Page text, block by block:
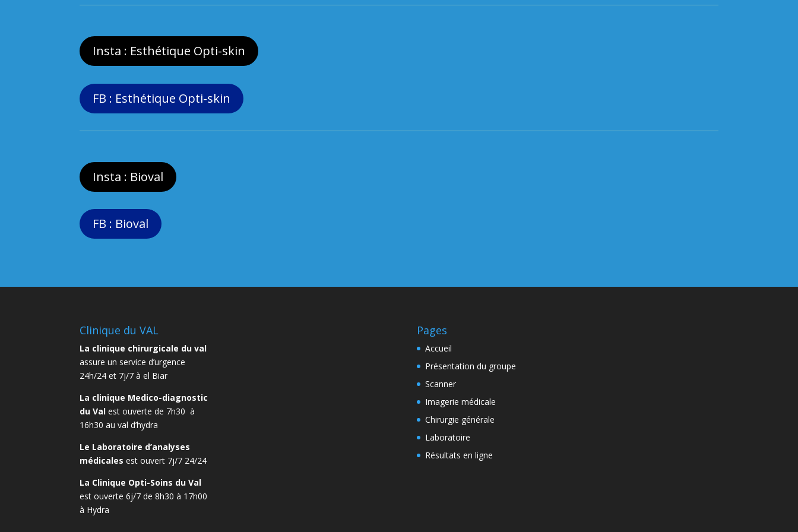
Insta : Esthétique Opti-skin
FB : Esthétique Opti-skin
Insta : Bioval
FB : Bioval
Clinique du VAL
La clinique chirurgicale du val
assure un service d’urgence
24h/24 et 7j/7 à el Biar
La clinique Medico-diagnostic
du Val est ouverte de 7h30 à
16h30 au val d’hydra
Le Laboratoire d’analyses
médicales est ouvert 7j/7 24/24
La Clinique Opti-Soins du Val
est ouverte 6j/7 de 8h30 à 17h00
à Hydra
Pages
Accueil
Présentation du groupe
Scanner
Imagerie médicale
Chirurgie générale
Laboratoire
Résultats en ligne